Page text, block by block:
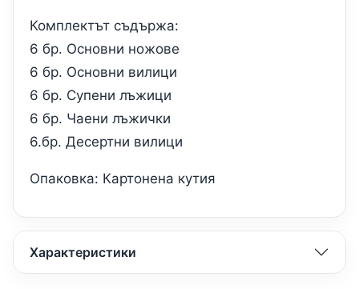
Комплектът съдържа:
6 бр. Основни ножове
6 бр. Основни вилици
6 бр. Супени лъжици
6 бр. Чаени лъжички
6.бр. Десертни вилици
Опаковка: Картонена кутия
Характеристики